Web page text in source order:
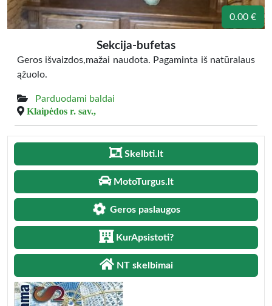
0.00 €
Sekcija-bufetas
Geros išvaizdos,mažai naudota. Pagaminta iš natūralaus
ąžuolo.
Parduodami baldai
Klaipėdos r. sav.,
Skelbti.lt
MotoTurgus.lt
Geros paslaugos
KurApsistoti?
NT skelbimai